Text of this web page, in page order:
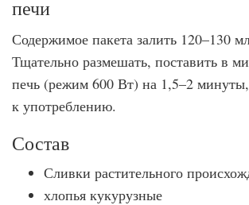
печи
Содержимое пакета залить 120–130
Тщательно размешать, поставить в
печь (режим 600 Вт) на 1,5–2 минуты,
к употреблению.
Состав
Сливки растительного
хлопья кукурузные